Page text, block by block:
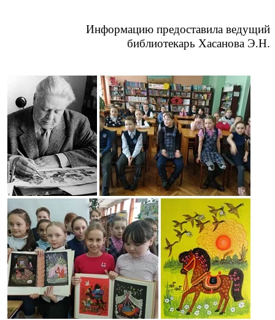
Информацию предоставила ведущий
библиотекарь Хасанова Э.Н.